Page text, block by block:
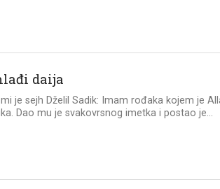
daija
je sejh Dželil Sadik: Imam rođaka kojem je
Dao mu je svakovrsnog imetka i postao je...